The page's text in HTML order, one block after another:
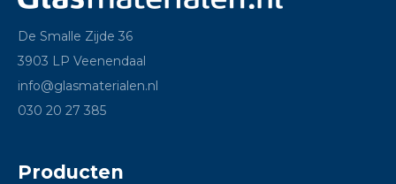
De Smalle Zijde 36
3903 LP Veenendaal
info@glasmaterialen.nl
030 20 27 385
Producten